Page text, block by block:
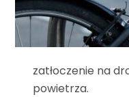
zatłoczenie na
powietrza.